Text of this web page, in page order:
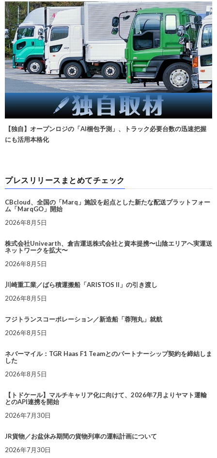
【独自】オープンロジの「AI梱包予測」、トラック必要台数の迅速把握
にも活用本格化
プレスリリースまとめてチェック
CBcloud、全国の「Marq」施設を起点とした新たな配送プラットフォー
ム「MarqGO」開始
2026年8月5日
株式会社Univearth、倉吉運送株式会社と資本提携〜山陰エリアへ実運送
ネットワークを拡大〜
2026年8月5日
川崎重工業／ばら積運搬船「ARISTOS II」の引き渡し
2026年8月5日
フジトランスコーポレーション／新造船「蓉翔丸」就航
2026年8月5日
ネバーマイル：TGR Haas F1 Teamとのパートナーシップ契約を締結しま
した
2026年8月5日
【トドケール】マルチキャリア化に向けて、2026年7月よりヤマト運輸
とのAPI連携を開始
2026年7月30日
JR貨物／お盆休み期間の貨物列車の運転計画について
2026年7月30日